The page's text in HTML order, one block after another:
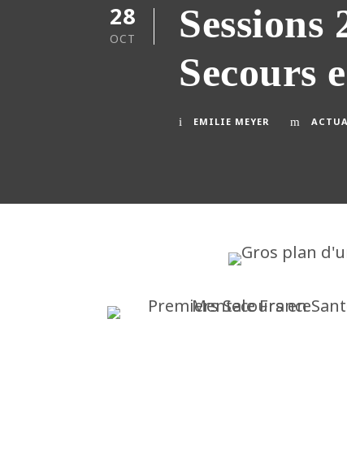
28
OCT
Secours
EMILIE MEYER